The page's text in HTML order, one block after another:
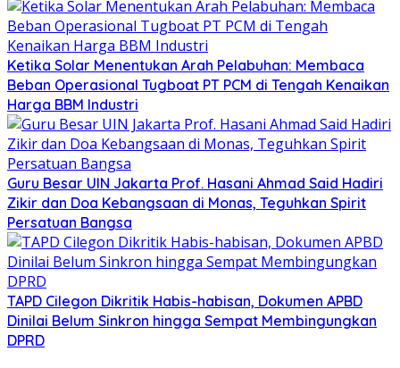
Ketika Solar Menentukan Arah Pelabuhan: Membaca
Beban Operasional Tugboat PT PCM di Tengah Kenaikan
Harga BBM Industri
Guru Besar UIN Jakarta Prof. Hasani Ahmad Said Hadiri
Zikir dan Doa Kebangsaan di Monas, Teguhkan Spirit
Persatuan Bangsa
TAPD Cilegon Dikritik Habis-habisan, Dokumen APBD
Dinilai Belum Sinkron hingga Sempat Membingungkan
DPRD